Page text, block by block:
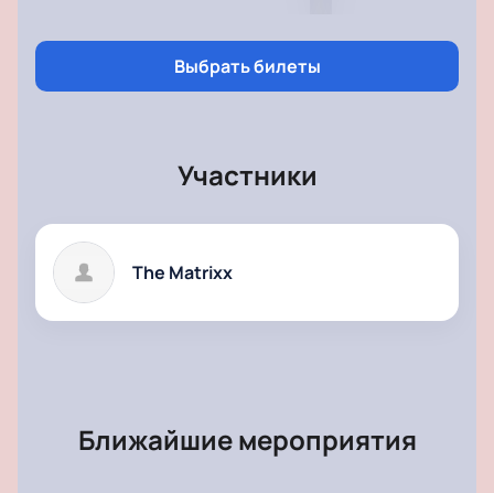
Глеба Самойлова и The MatriXX можно всего за 5
минут на нашем сайте. Выбирайте места и
оплачивайте их онлайн, а после мы направим на
Выбрать билеты
Участники
The Matrixx
Ближайшие мероприятия